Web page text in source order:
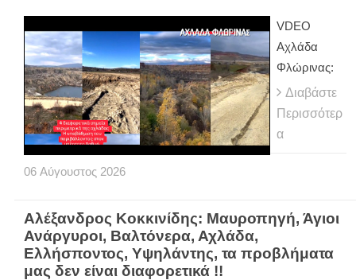
VDEO
Αχλάδα
Φλώρινας:
Διαβάστε
Περισσότερ
α
06 Αύγουστος 2026
Αλέξανδρος Κοκκινίδης: Μαυροπηγή, Άγιοι
Ανάργυροι, Βαλτόνερα, Αχλάδα,
Ελλήσποντος, Υψηλάντης, τα προβλήματα
μας δεν είναι διαφορετικά !!